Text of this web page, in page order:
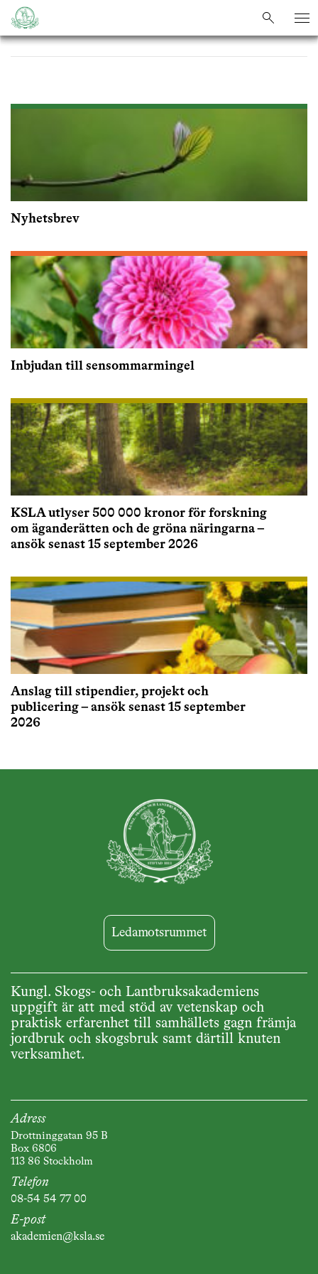
sök
sök
Nyhetsbrev
Inbjudan till sensommarmingel
KSLA utlyser 500 000 kronor för forskning
om äganderätten och de gröna näringarna –
ansök senast 15 september 2026
Anslag till stipendier, projekt och
publicering – ansök senast 15 september
2026
Ledamotsrummet
Kungl. Skogs- och Lantbruksakademiens
uppgift är att med stöd av vetenskap och
praktisk erfarenhet till samhällets gagn främja
jordbruk och skogsbruk samt därtill knuten
verksamhet.
Adress
Drottninggatan 95 B
Box 6806
113 86 Stockholm
Telefon
08-54 54 77 00
E-post
akademien@ksla.se